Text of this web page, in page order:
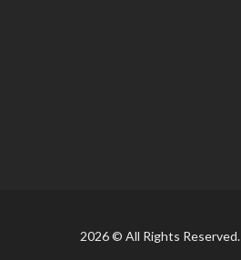
2026 © All Rights Reserved.